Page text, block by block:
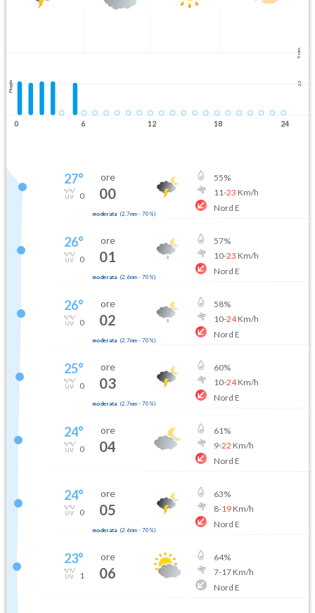
5 mm
2.5
Pioggia
0 6 12 18 24
27°
0
ore
00
moderata (2.7mm- 70 %)
55%
11-23 Km/h
Nord E
26°
0
ore
01
moderata (2.6mm- 70 %)
57%
10-23 Km/h
Nord E
26°
0
ore
02
moderata (2.7mm- 70 %)
58%
10-24Km/h
Nord E
25°
0
ore
03
moderata (2.7mm- 70 %)
60%
10-24Km/h
Nord E
24°
0
ore
04
61%
9-22 Km/h
Nord E
24°
0
ore
05
moderata (2.6mm- 70 %)
63%
8-19Km/h
Nord E
23°
1
ore
06
64%
7-17Km/h
Nord E